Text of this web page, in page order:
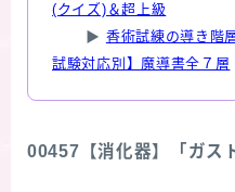
(クイズ)＆超上級
▶ 香術試練の導き階
試験対応別】魔導書全７層
00457【消化器】「ガス